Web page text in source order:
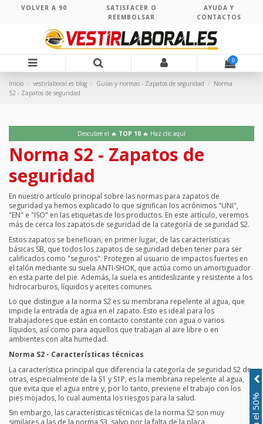
VOLVER A 90
SATISFACER O
REEMBOLSAR
AYUDA Y
CONTACTOS
0
Inicio vestirlaboral.es blog Guías y normas - Zapatos de seguridad
Norma
S2 - Zapatos de seguridad
Descubre el 🔥 TOP 10 🔥 Haz clic aquí
Norma S2 - Zapatos de
seguridad
En nuestro artículo principal sobre las normas para zapatos de
seguridad ya hemos explicado lo que significan los acrónimos "UNI",
"EN" e "ISO" en las etiquetas de los productos. En este artículo, veremos
más de cerca los zapatos de seguridad de la categoría de seguridad S2.
Estos zapatos se benefician, en primer lugar, de las características
básicas SB, que todos los zapatos de seguridad deben tener para ser
calificados como "seguros". Protegen al usuario de impactos fuertes en
el talón mediante su suela ANTI-SHOK, que actúa como un amortiguador
en esta parte del pie. Además, la suela es antideslizante y resistente a los
hidrocarburos, líquidos y aceites comunes.
Lo que distingue a la norma S2 es su membrana repelente al agua, que
impide la entrada de agua en el zapato. Esto es ideal para los
trabajadores que están en contacto constante con agua o varios
líquidos, así como para aquellos que trabajan al aire libre o en
ambientes con alta humedad.
Norma S2 - Características técnicas
La característica principal que diferencia la categoría de seguridad S2 de
otras, especialmente de la S1 y S1P, es la membrana repelente al agua,
que evita que el agua entre y, por lo tanto, previene el trabajo con los
pies mojados, lo cual aumenta los riesgos para la salud.
Sin embargo, las características técnicas de la norma S2 son muy